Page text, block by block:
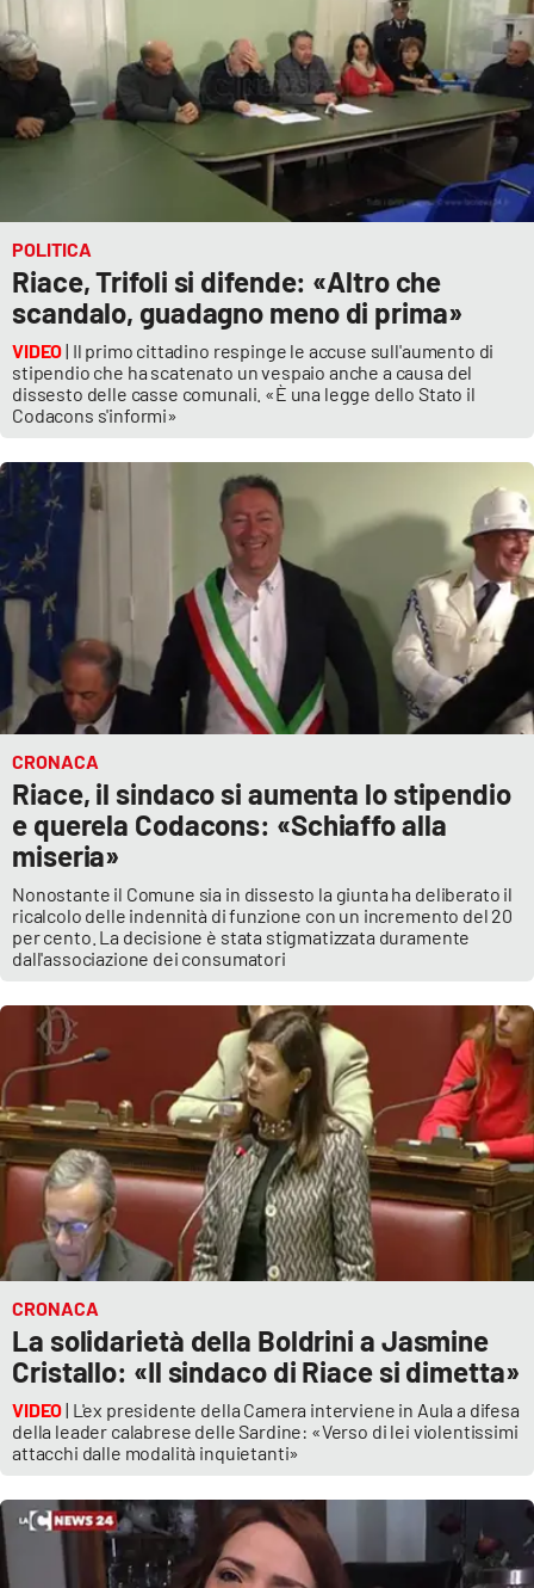
Android
POLITICA
Riace, Trifoli si difende: «Altro che
scandalo, guadagno meno di prima»
VIDEO| Il primo cittadino respinge le accuse sull'aumento di
stipendio che ha scatenato un vespaio anche a causa del
dissesto delle casse comunali. «È una legge dello Stato il
Codacons s'informi»
CRONACA
Riace, il sindaco si aumenta lo stipendio
e querela Codacons: «Schiaffo alla
miseria»
Nonostante il Comune sia in dissesto la giunta ha deliberato il
ricalcolo delle indennità di funzione con un incremento del 20
per cento. La decisione è stata stigmatizzata duramente
dall'associazione dei consumatori
CRONACA
La solidarietà della Boldrini a Jasmine
Cristallo: «Il sindaco di Riace si dimetta»
VIDEO| L'ex presidente della Camera interviene in Aula a difesa
della leader calabrese delle Sardine: «Verso di lei violentissimi
attacchi dalle modalità inquietanti»